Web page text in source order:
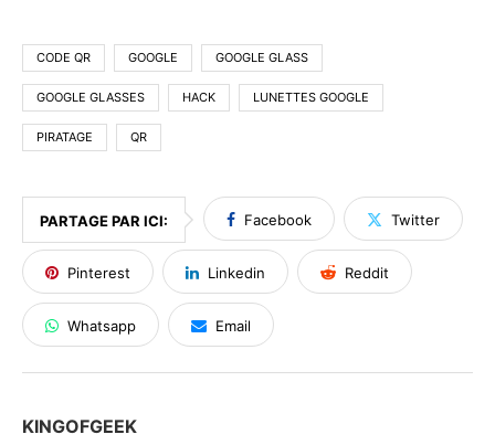
CODE QR GOOGLE GOOGLE GLASS
GOOGLE GLASSES HACK LUNETTES GOOGLE
PIRATAGE QR
PARTAGE PAR ICI: Facebook Twitter
Pinterest Linkedin Reddit
Whatsapp Email
KINGOFGEEK